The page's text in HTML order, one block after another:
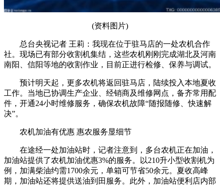
(资料图片)
总台央视记者 王莉：我现在位于驻马店的一处农机合作
社。现场已有部分收割机集结，这些农机刚刚完成湖北及河南
南阳、信阳等地的收割作业，目前正进行检修、保养与调试。
预计明天起，更多农机将返回驻马店，陆续投入本地夏收
工作。当地已协调生产企业、经销商及维修网点，备齐常用配
件，开通24小时维修服务，确保农机故障“随报随修、快速解
决”。
农机加油有优惠 惠农服务显细节
在途经一处加油站时，记者注意到，多台农机正在加油，
加油站提供了农机加油优惠3%的服务。以210升小型收割机为
例，加满柴油约需1700余元，单箱可节省50余元。夏收高峰
期，加油站还将提供送油到田服务。此外，加油站便利店内部